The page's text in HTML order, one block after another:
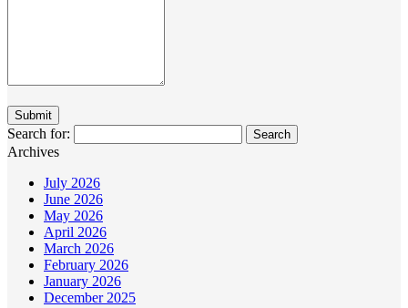
Search for:
Archives
July 2026
June 2026
May 2026
April 2026
March 2026
February 2026
January 2026
December 2025